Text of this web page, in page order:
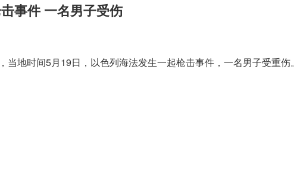
事件 一名男子受伤
当地时间5月19日，以色列海法发生一起枪击事件，一名男子受重伤。